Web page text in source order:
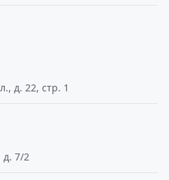
д. 22, стр. 1
д. 7/2